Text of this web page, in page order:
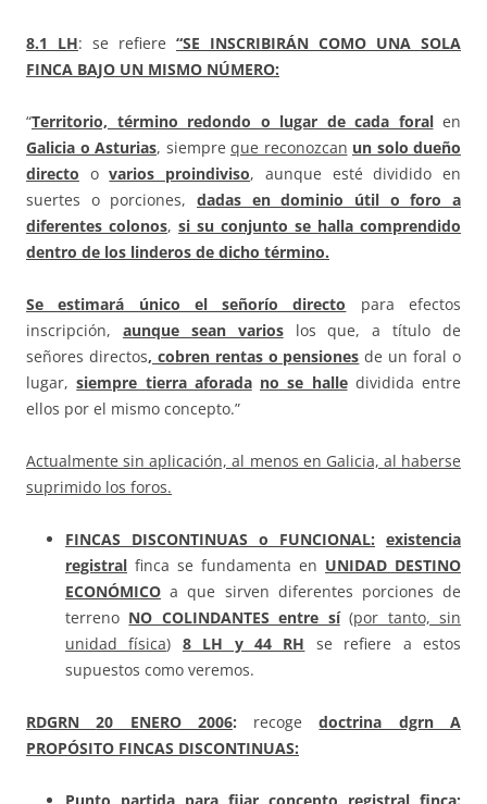
8.1 LH: se refiere “SE INSCRIBIRÁN COMO UNA SOLA
FINCA BAJO UN MISMO NÚMERO:
“Territorio, término redondo o lugar de cada foralen
Galicia o Asturias, siempre que reconozcan un solo dueño
directo ovarios proindiviso, aunque esté dividido en
suertes o porciones, dadas en dominio útil o foro a
diferentes colonos, si su conjunto se halla comprendido
dentro de los linderos de dicho término.
Se estimará único el señorío directo para efectos
inscripción, aunque sean varioslos que, a título de
señores directos, cobren rentas o pensiones de un foral o
lugar,siempre tierra aforada no se halledividida entre
ellos por el mismo concepto.”
Actualmente sin aplicación, al menos en Galicia, al haberse
suprimido los foros.
FINCAS DISCONTINUAS o FUNCIONAL: existencia
registral finca se fundamenta en UNIDAD DESTINO
ECONÓMICO a que sirven diferentes porciones de
terreno NO COLINDANTES entre sí(por tanto, sin
unidad física) 8 LH y 44 RH se refiere a estos
supuestos como veremos.
RDGRN20 ENERO 2006: recoge
doctrina dgrn A
PROPÓSITO FINCAS DISCONTINUAS: